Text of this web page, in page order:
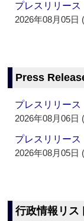
プレスリリー
2026年08月05日
Press
プレスリリー
2026年08月06日
プレスリリー
2026年08月05日
行政情報リス